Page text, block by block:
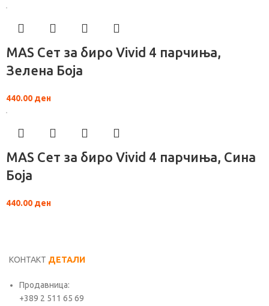
MAS Сет за биро Vivid 4 парчиња,
Зелена Боја
440.00 ден
MAS Сет за биро Vivid 4 парчиња, Сина
Боја
440.00 ден
КОНТАКТ ДЕТАЛИ
Продавница:
+389 2 511 65 69